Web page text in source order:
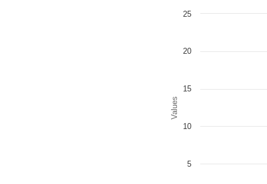
Chart
Bar chart with 2 data
Values
5
10
15
20
25